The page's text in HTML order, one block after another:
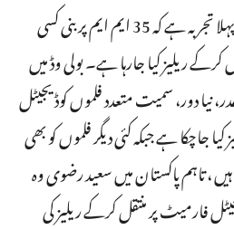
یہ پاکستان میں اپنی نوعیت کا پہلا تجربہ ہے کہ 35 ایم ایم پر بنی کسی
ریلیز کیا جارہا ہے۔ بولی وڈ میں
نیا دور، سمیت متعدد فلموں کوڈیجیٹل
جاچکا ہے جبکہ کئی دیگر فلموں کو بھی
، تاہم پاکستان میں سعید رضوی وہ
فارمیٹ پر منتقل کرکے ریلیز کی